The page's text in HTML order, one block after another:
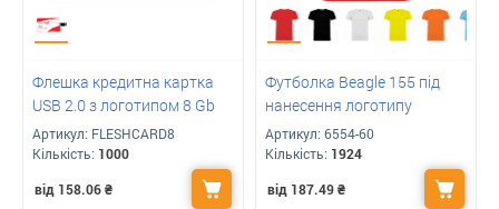
Флешка кредитна картка
USB 2.0 з логотипом 8 Gb
Артикул: FLESHCARD8
Кількість: 1000
від 158.06₴
Футболка Beagle 155 під
нанесення логотипу
Артикул: 6554-60
Кількість: 1924
від 187.49₴